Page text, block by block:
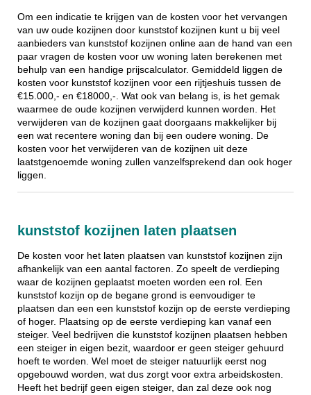
Om een indicatie te krijgen van de kosten voor het vervangen
van uw oude kozijnen door kunststof kozijnen kunt u bij veel
aanbieders van kunststof kozijnen online aan de hand van een
paar vragen de kosten voor uw woning laten berekenen met
behulp van een handige prijscalculator. Gemiddeld liggen de
kosten voor kunststof kozijnen voor een rijtjeshuis tussen de
€15.000,- en €18000,-. Wat ook van belang is, is het gemak
waarmee de oude kozijnen verwijderd kunnen worden. Het
verwijderen van de kozijnen gaat doorgaans makkelijker bij
een wat recentere woning dan bij een oudere woning. De
kosten voor het verwijderen van de kozijnen uit deze
laatstgenoemde woning zullen vanzelfsprekend dan ook hoger
liggen.
kunststof kozijnen laten plaatsen
De kosten voor het laten plaatsen van kunststof kozijnen zijn
afhankelijk van een aantal factoren. Zo speelt de verdieping
waar de kozijnen geplaatst moeten worden een rol. Een
kunststof kozijn op de begane grond is eenvoudiger te
plaatsen dan een een kunststof kozijn op de eerste verdieping
of hoger. Plaatsing op de eerste verdieping kan vanaf een
steiger. Veel bedrijven die kunststof kozijnen plaatsen hebben
een steiger in eigen bezit, waardoor er geen steiger gehuurd
hoeft te worden. Wel moet de steiger natuurlijk eerst nog
opgebouwd worden, wat dus zorgt voor extra arbeidskosten.
Heeft het bedrijf geen eigen steiger, dan zal deze ook nog